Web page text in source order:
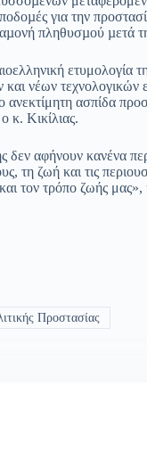
για την
πληθυσµού µετά
ετυμολογία
νέων
ασπίδα
κ. Κικίλιας.
δεν αφήνουν κανένα
τη ζωή και τις
τον τρόπο ζωής μας»,
Προστασίας